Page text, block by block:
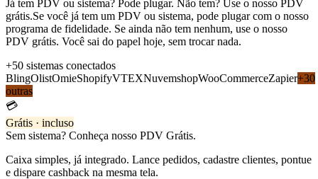
Já tem PDV ou sistema? Pode plugar. Não tem? Use o nosso PDV
grátis.Se você já tem um PDV ou sistema, pode plugar com o nosso
programa de fidelidade. Se ainda não tem nenhum, use o nosso
PDV grátis. Você sai do papel hoje, sem trocar nada.
+50 sistemas conectados
BlingOlistOmieShopifyVTEXNuvemshopWooCommerceZapier+30
outras
💳
Grátis · incluso
Sem sistema? Conheça nosso PDV Grátis.
Caixa simples, já integrado. Lance pedidos, cadastre clientes, pontue
e dispare cashback na mesma tela.